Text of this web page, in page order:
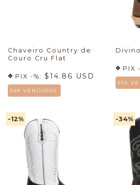
Chaveiro Country de
Couro Cru Flat
PIX -%: $14.86 USD
348 VENDIDOS.
Divino
PIX
394
-12% -34%